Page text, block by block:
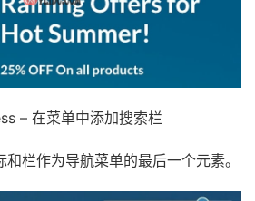
– 在菜单中添加搜索栏
栏作为导航菜单的最后一个元素。